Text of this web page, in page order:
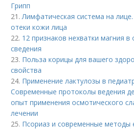
Грипп
21.Лимфатическая система на
отеки кожи лица
22. 12 признаков нехватки магния
сведения
23. Польза корицы для вашего
свойства
24. Применение лактулозы в
Современные протоколы ведения
опыт применения осмотического
лечении
25. Псориаз и современные методы